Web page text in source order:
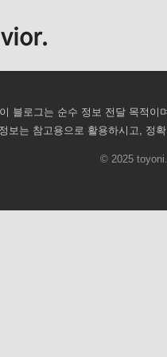
블로그는 순수 정보 전달 목적이
보는 참고용으로 활용하시고, 정
© 2025